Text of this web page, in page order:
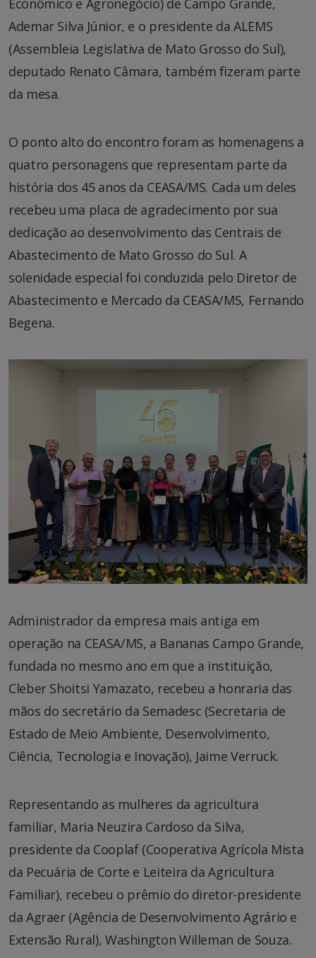
Econômico e Agronegócio) de Campo Grande,
Ademar Silva Júnior, e o presidente da ALEMS
(Assembleia Legislativa de Mato Grosso do Sul),
deputado Renato Câmara, também fizeram parte
da mesa.
O ponto alto do encontro foram as homenagens a
quatro personagens que representam parte da
história dos 45 anos da CEASA/MS. Cada um deles
recebeu uma placa de agradecimento por sua
dedicação ao desenvolvimento das Centrais de
Abastecimento de Mato Grosso do Sul. A
solenidade especial foi conduzida pelo Diretor de
Abastecimento e Mercado da CEASA/MS, Fernando
Begena.
Administrador da empresa mais antiga em
operação na CEASA/MS, a Bananas Campo Grande,
fundada no mesmo ano em que a instituição,
Cleber Shoitsi Yamazato, recebeu a honraria das
mãos do secretário da Semadesc (Secretaria de
Estado de Meio Ambiente, Desenvolvimento,
Ciência, Tecnologia e Inovação), Jaime Verruck.
Representando as mulheres da agricultura
familiar, Maria Neuzira Cardoso da Silva,
presidente da Cooplaf (Cooperativa Agrícola Mista
da Pecuária de Corte e Leiteira da Agricultura
Familiar), recebeu o prêmio do diretor-presidente
da Agraer (Agência de Desenvolvimento Agrário e
Extensão Rural), Washington Willeman de Souza.